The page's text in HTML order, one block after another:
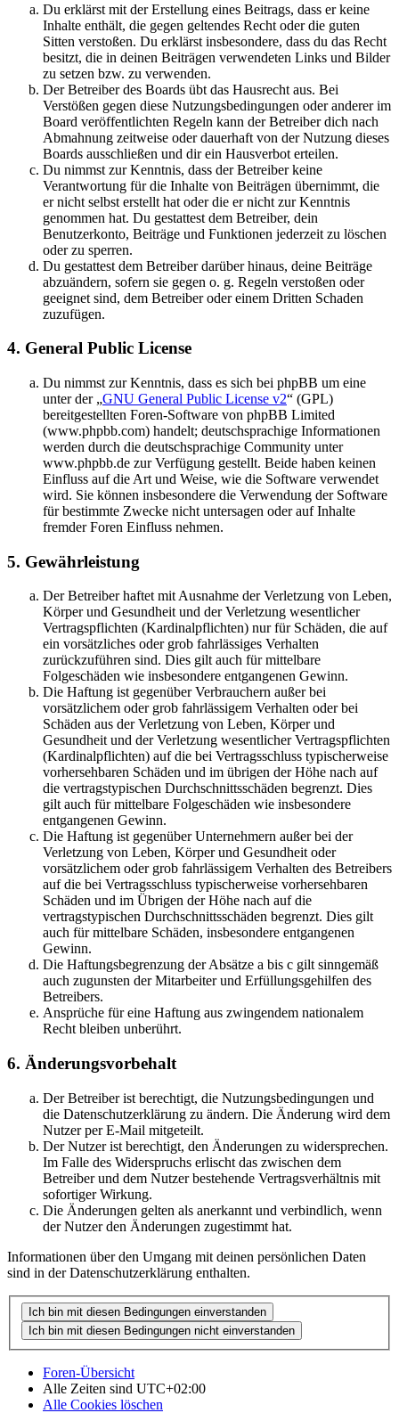
Du erklärst mit der Erstellung eines Beitrags, dass er keine
Inhalte enthält, die gegen geltendes Recht oder die guten
Sitten verstoßen. Du erklärst insbesondere, dass du das Recht
besitzt, die in deinen Beiträgen verwendeten Links und Bilder
zu setzen bzw. zu verwenden.
Der Betreiber des Boards übt das Hausrecht aus. Bei
Verstößen gegen diese Nutzungsbedingungen oder anderer im
Board veröffentlichten Regeln kann der Betreiber dich nach
Abmahnung zeitweise oder dauerhaft von der Nutzung dieses
Boards ausschließen und dir ein Hausverbot erteilen.
Du nimmst zur Kenntnis, dass der Betreiber keine
Verantwortung für die Inhalte von Beiträgen übernimmt, die
er nicht selbst erstellt hat oder die er nicht zur Kenntnis
genommen hat. Du gestattest dem Betreiber, dein
Benutzerkonto, Beiträge und Funktionen jederzeit zu löschen
oder zu sperren.
Du gestattest dem Betreiber darüber hinaus, deine Beiträge
abzuändern, sofern sie gegen o. g. Regeln verstoßen oder
geeignet sind, dem Betreiber oder einem Dritten Schaden
zuzufügen.
4. General Public License
Du nimmst zur Kenntnis, dass es sich bei phpBB um eine
unter der „GNU General Public License v2“ (GPL)
bereitgestellten Foren-Software von phpBB Limited
(www.phpbb.com) handelt; deutschsprachige Informationen
werden durch die deutschsprachige Community unter
www.phpbb.de zur Verfügung gestellt. Beide haben keinen
Einfluss auf die Art und Weise, wie die Software verwendet
wird. Sie können insbesondere die Verwendung der Software
für bestimmte Zwecke nicht untersagen oder auf Inhalte
fremder Foren Einfluss nehmen.
5. Gewährleistung
Der Betreiber haftet mit Ausnahme der Verletzung von Leben,
Körper und Gesundheit und der Verletzung wesentlicher
Vertragspflichten (Kardinalpflichten) nur für Schäden, die auf
ein vorsätzliches oder grob fahrlässiges Verhalten
zurückzuführen sind. Dies gilt auch für mittelbare
Folgeschäden wie insbesondere entgangenen Gewinn.
Die Haftung ist gegenüber Verbrauchern außer bei
vorsätzlichem oder grob fahrlässigem Verhalten oder bei
Schäden aus der Verletzung von Leben, Körper und
Gesundheit und der Verletzung wesentlicher Vertragspflichten
(Kardinalpflichten) auf die bei Vertragsschluss typischerweise
vorhersehbaren Schäden und im übrigen der Höhe nach auf
die vertragstypischen Durchschnittsschäden begrenzt. Dies
gilt auch für mittelbare Folgeschäden wie insbesondere
entgangenen Gewinn.
Die Haftung ist gegenüber Unternehmern außer bei der
Verletzung von Leben, Körper und Gesundheit oder
vorsätzlichem oder grob fahrlässigem Verhalten des Betreibers
auf die bei Vertragsschluss typischerweise vorhersehbaren
Schäden und im Übrigen der Höhe nach auf die
vertragstypischen Durchschnittsschäden begrenzt. Dies gilt
auch für mittelbare Schäden, insbesondere entgangenen
Gewinn.
Die Haftungsbegrenzung der Absätze a bis c gilt sinngemäß
auch zugunsten der Mitarbeiter und Erfüllungsgehilfen des
Betreibers.
Ansprüche für eine Haftung aus zwingendem nationalem
Recht bleiben unberührt.
6. Änderungsvorbehalt
Der Betreiber ist berechtigt, die Nutzungsbedingungen und
die Datenschutzerklärung zu ändern. Die Änderung wird dem
Nutzer per E-Mail mitgeteilt.
Der Nutzer ist berechtigt, den Änderungen zu widersprechen.
Im Falle des Widerspruchs erlischt das zwischen dem
Betreiber und dem Nutzer bestehende Vertragsverhältnis mit
sofortiger Wirkung.
Die Änderungen gelten als anerkannt und verbindlich, wenn
der Nutzer den Änderungen zugestimmt hat.
Informationen über den Umgang mit deinen persönlichen Daten
sind in der Datenschutzerklärung enthalten.
Foren-Übersicht
Alle Zeiten sind UTC+02:00
Alle Cookies löschen